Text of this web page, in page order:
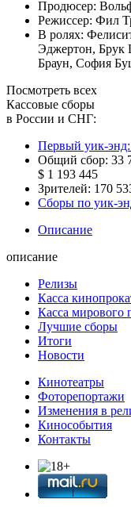
Продюсер:
Режиссер: Фил
В ролях:
Эджертон, Брук
Браун, София
Посмотреть всех
Кассовые сборы
в России и СНГ:
Первый уик-энд:
Общий сбор: 33
$ 1 193 445
Зрителей: 170
Сборы по уик-
Описание
описание
Релизы
Касса
Касса мирового
Лучшие сборы
Итоги
Новости
Кинотеатры
Фоторепортажи
Изменения в
Кинособытия
Контакты